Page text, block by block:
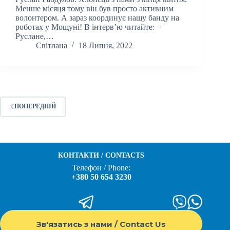
Менше місяця тому він був просто активним
волонтером. А зараз координує нашу банду на
роботах у Мощуні! В інтерв’ю читайте: –
Руслане,…
Світлана
18 Липня, 2022
ПОПЕРЕДНІЙ
КОНТАКТИ / CONTACTS
Телефон / Phone:
+380 50 654 3230
Зв'язатись з нами / Contact Us